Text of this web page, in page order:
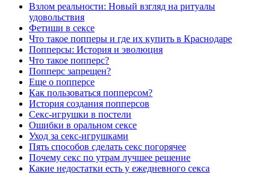
Взлом реальности: Новый взгляд на ритуалы
удовольствия
Фетиши в сексе
Что такое попперы и где их купить в Краснодаре
Попперсы: История и эволюция
Что такое попперс?
Попперс запрещен?
Еще о попперсе
Как пользоваться попперсом?
История создания попперсов
Секс-игрушки в постели
Ошибки в оральном сексе
Уход за секс-игрушками
Пять способов сделать секс погорячее
Почему секс по утрам лучшее решение
Какие недостатки есть у ежедневного секса